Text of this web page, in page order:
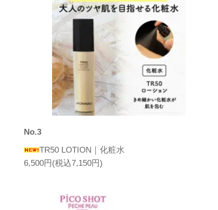
No.3
TR50 LOTION｜化粧水
6,500円(税込7,150円)